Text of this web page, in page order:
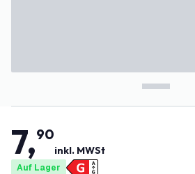
7,90
inkl. MWSt
Auf Lager